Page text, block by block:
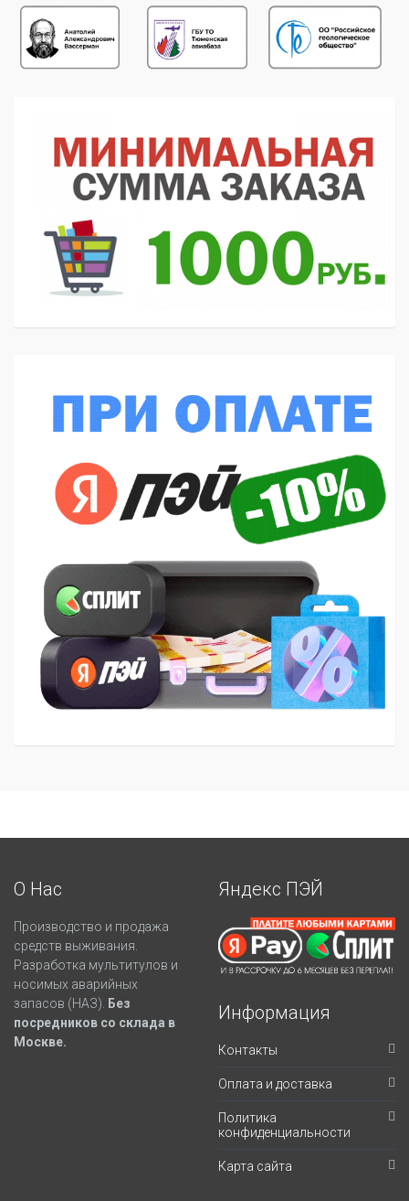
О Нас
Производство и продажа
средств выживания.
Разработка мультитулов и
носимых аварийных
запасов (НАЗ).
Без
посредников со склада в
Москве.
Яндекс ПЭЙ
Информация
Контакты
Оплата и доставка
Политика
конфиденциальности
Карта сайта